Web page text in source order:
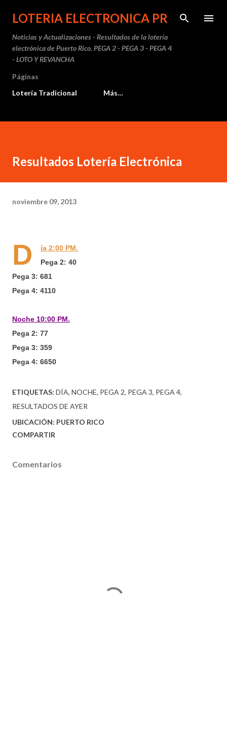
Ir al contenido principal
LOTERIA ELECTRONICA PR
Noticias y Actualizaciones - Resultados de la lotería
electrónica de Puerto Rico. PEGA 2 - PEGA 3 - PEGA 4
- LOTO Y REVANCHA
Páginas
Lotería Tradicional
Más…
Resultados Lotería Electrónica
noviembre 09, 2013
D
ía 2:00 PM.
Pega 2: 40
Pega 3: 681
Pega 4: 4110
Noche 10:00 PM.
Pega 2: 77
Pega 3: 359
Pega 4: 6650
ETIQUETAS: DÍA NOCHE PEGA 2 PEGA 3 PEGA 4
RESULTADOS DE AYER
UBICACIÓN: PUERTO RICO
COMPARTIR
Comentarios